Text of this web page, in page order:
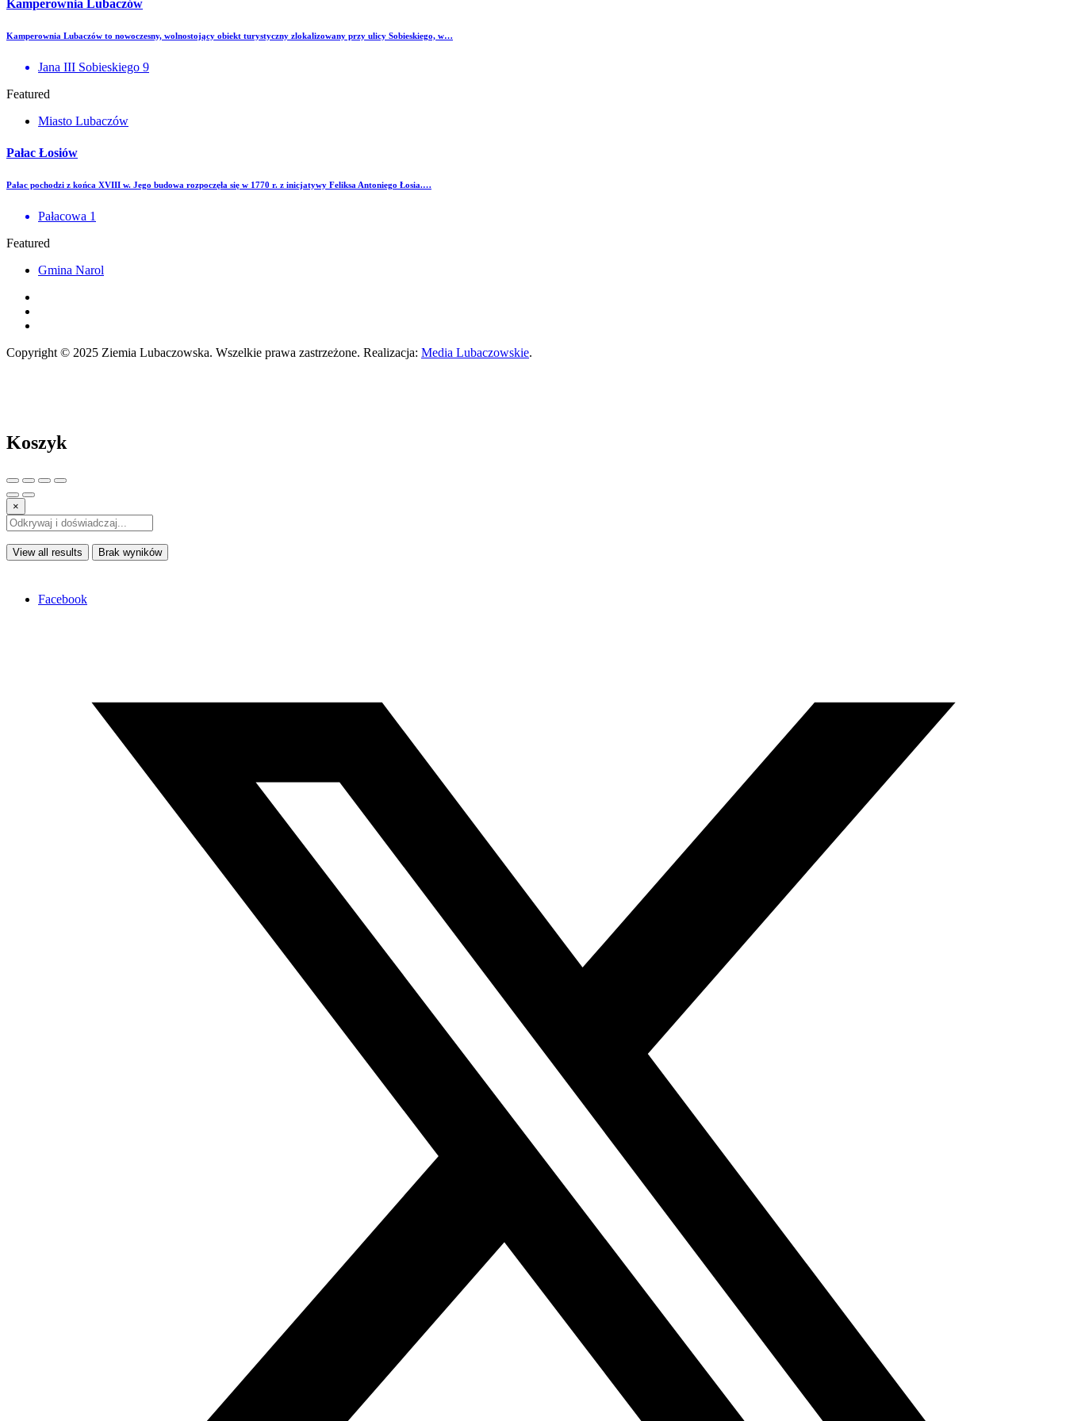
Kamperownia Lubaczów
Kamperownia Lubaczów to nowoczesny, wolnostojący obiekt turystyczny zlokalizowany przy ulicy Sobieskiego, w…
Jana III Sobieskiego 9
Featured
Miasto Lubaczów
Pałac Łosiów
Pałac pochodzi z końca XVIII w. Jego budowa rozpoczęła się w 1770 r. z inicjatywy Feliksa Antoniego Łosia.…
Pałacowa 1
Featured
Gmina Narol
Copyright © 2025 Ziemia Lubaczowska. Wszelkie prawa zastrzeżone. Realizacja: Media Lubaczowskie.
Koszyk
×
View all results Brak wyników
Facebook